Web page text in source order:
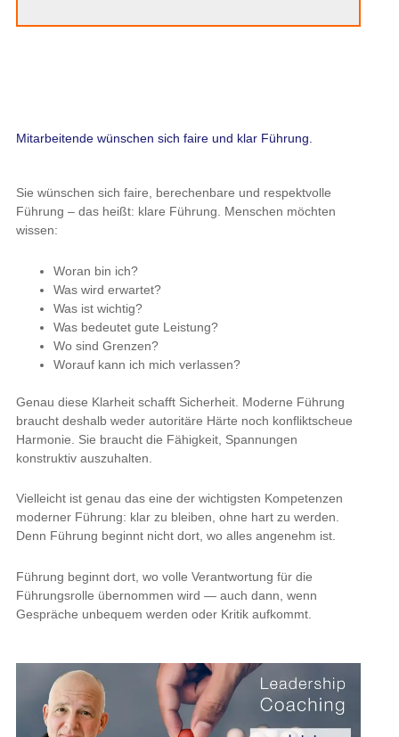
Mitarbeitende wünschen sich faire und klar Führung.
Sie wünschen sich faire, berechenbare und respektvolle
Führung – das heißt: klare Führung. Menschen möchten
wissen:
Woran bin ich?
Was wird erwartet?
Was ist wichtig?
Was bedeutet gute Leistung?
Wo sind Grenzen?
Worauf kann ich mich verlassen?
Genau diese Klarheit schafft Sicherheit. Moderne Führung
braucht deshalb weder autoritäre Härte noch konfliktscheue
Harmonie. Sie braucht die Fähigkeit, Spannungen
konstruktiv auszuhalten.
Vielleicht ist genau das eine der wichtigsten Kompetenzen
moderner Führung: klar zu bleiben, ohne hart zu werden.
Denn Führung beginnt nicht dort, wo alles angenehm ist.
Führung beginnt dort, wo volle Verantwortung für die
Führungsrolle übernommen wird — auch dann, wenn
Gespräche unbequem werden oder Kritik aufkommt.